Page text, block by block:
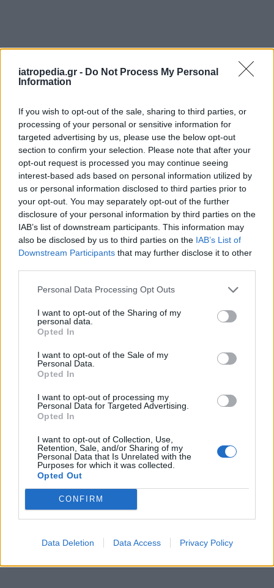
iatropedia.gr - Do Not Process My Personal
Information
If you wish to opt-out of the sale, sharing to third parties, or
processing of your personal or sensitive information for
targeted advertising by us, please use the below opt-out
section to confirm your selection. Please note that after your
opt-out request is processed you may continue seeing
interest-based ads based on personal information utilized by
us or personal information disclosed to third parties prior to
your opt-out. You may separately opt-out of the further
disclosure of your personal information by third parties on the
IAB’s list of downstream participants. This information may
also be disclosed by us to third parties on the IAB’s List of
Downstream Participants that may further disclose it to other
Personal Data Processing Opt Outs
I want to opt-out of the Sharing of my
personal data.
Opted In
I want to opt-out of the Sale of my
Personal Data.
Opted In
I want to opt-out of processing my
Personal Data for Targeted Advertising.
Opted In
I want to opt-out of Collection, Use,
Retention, Sale, and/or Sharing of my
Personal Data that Is Unrelated with the
Purposes for which it was collected.
Opted Out
CONFIRM
Data Deletion Data Access Privacy Policy